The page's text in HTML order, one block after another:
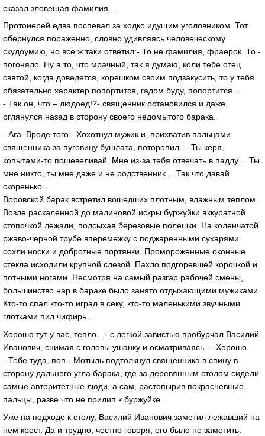
сказал зловещая фамилия…
Протоиерей едва поспевал за ходко идущим уголовником. Тот
обернулся пораженно, словно удивляясь человеческому
скудоумию, но все ж таки ответил:- То не фамилия, фраерок. То -
погоняло. Ну а то, что мрачный, так я думаю, коли тебе отец
святой, когда доведется, корешком своим подзакусить, то у тебя
обязательно характер попортится, гадом буду, попортится….
- Так он, что – людоед!?- священник остановился и даже
оглянулся назад в сторону своего недомытого барака.
- Ага. Вроде того.- Хохотнул мужик и, прихватив пальцами
священника за пуговицу бушлата, поторопил. – Ты керя,
копытами-то пошевеливай. Мне из-за тебя отвечать в падлу… Ты
мне никто, ты мне даже и не родственник.…Так что давай
скоренько….
Воровской барак встретил вошедших плотным, влажным теплом.
Возле раскаленной до малиновой искры буржуйки аккуратной
стопочкой лежали, подсыхая березовые полешки. На коленчатой
ржаво-черной трубе вперемежку с поджаренными сухарями
сохли носки и добротные портянки. Промороженные оконные
стекла исходили крупной слезой. Пахло подгоревшей корочкой и
потными ногами. Несмотря на самый разгар рабочей смены,
большинство нар в бараке было занято отдыхающими мужиками.
Кто-то спал кто-то играл в секу, кто-то маленькими звучными
глотками пил чифирь…
Хорошо тут у вас, тепло…- с легкой завистью пробурчал Василий
Иванович, снимая с головы ушанку и осматриваясь. – Хорошо.
- Тебе туда, поп.- Мотыль подтолкнул священника в спину в
сторону дальнего угла барака, где за деревянным столом сидели
самые авторитетные люди, а сам, растопырив покрасневшие
пальцы, разве что не прилип к буржуйке.
Уже на подходе к столу, Василий Иванович заметил лежавший на
нем крест. Да и трудно, честно говоря, его было не заметить: